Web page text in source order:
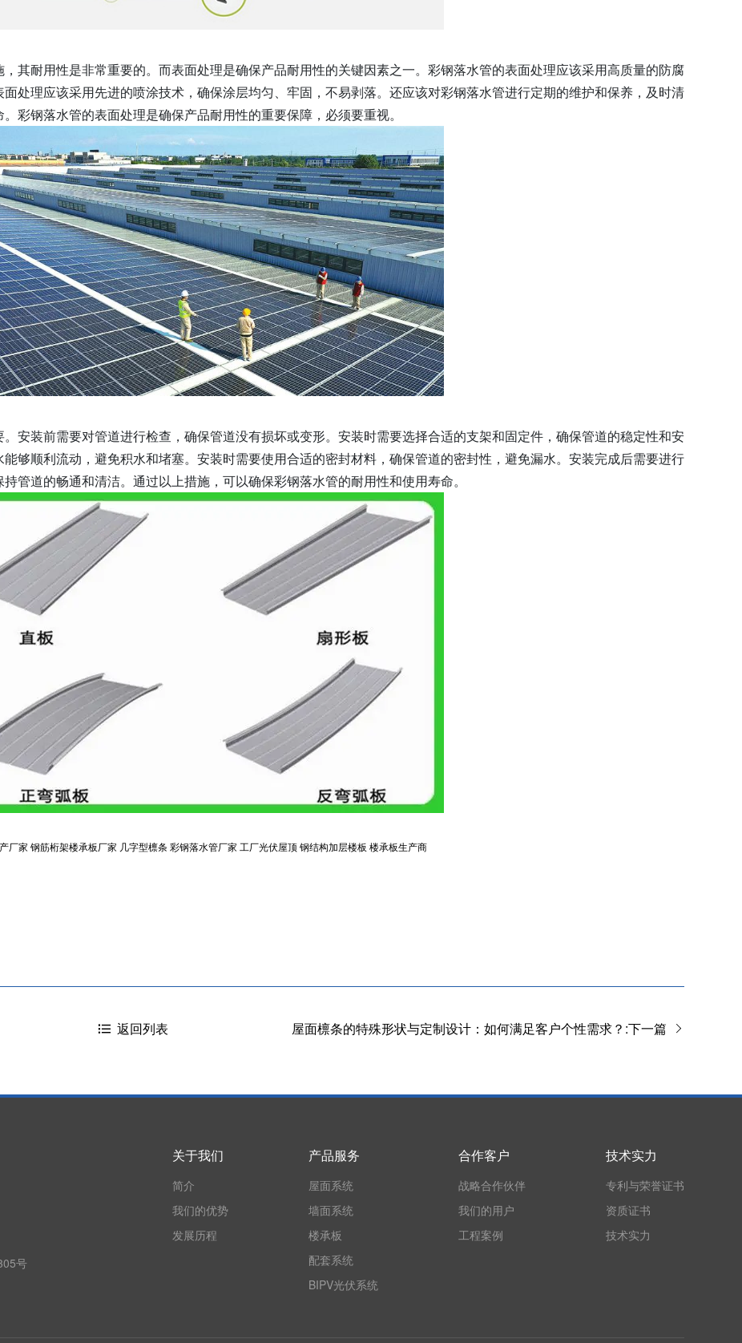
其耐用性是非常重要的。而表面处理是确保产品耐用性的关键因素之一。彩钢落水管的表面处理应该采用高质量的防腐
处理应该采用先进的喷涂技术，确保涂层均匀、牢固，不易剥落。还应该对彩钢落水管进行定期的维护和保养，及时清
彩钢落水管的表面处理是确保产品耐用性的重要保障，必须要重视。
安装前需要对管道进行检查，确保管道没有损坏或变形。安装时需要选择合适的支架和固定件，确保管道的稳定性和安
够顺利流动，避免积水和堵塞。安装时需要使用合适的密封材料，确保管道的密封性，避免漏水。安装完成后需要进行
管道的畅通和清洁。通过以上措施，可以确保彩钢落水管的耐用性和使用寿命。
厂家 钢筋桁架楼承板厂家 几字型檩条 彩钢落水管厂家 工厂光伏屋顶钢结构加层楼板 楼承板生产商
返回列表 屋面檩条的特殊形状与定制设计：如何满足客户个性需求？:下一篇
号
关于我们
简介
我们的优势
发展历程
产品服务
屋面系统
墙面系统
楼承板
配套系统
BIPV光伏系统
合作客户
战略合作伙伴
我们的用户
工程案例
技术实力
专利与荣誉证书
资质证书
技术实力